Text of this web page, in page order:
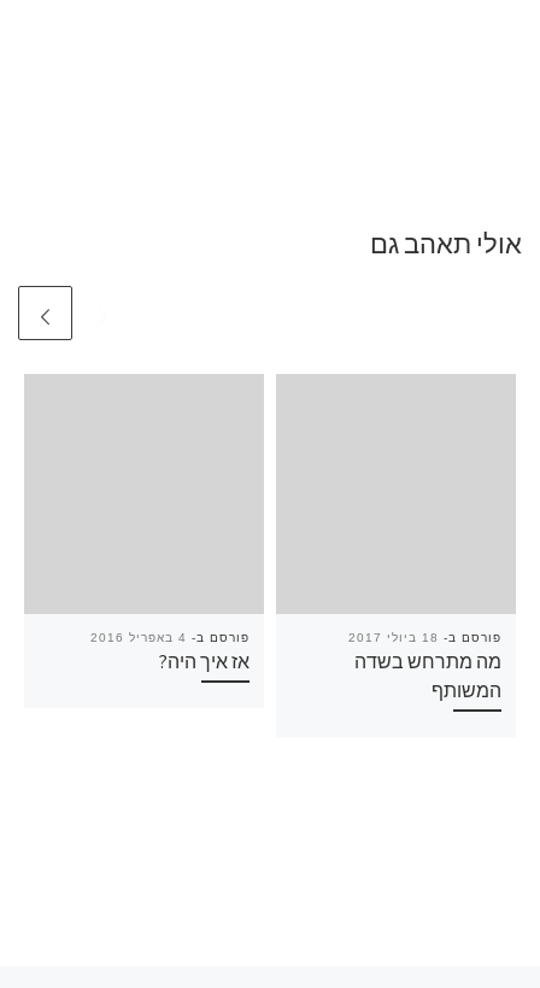
אולי תאהב גם
פורסם ב- 18 ביולי 2017
מה מתרחש בשדה
המשותף
פורסם ב- 4 באפריל 2016
אז איך היה?